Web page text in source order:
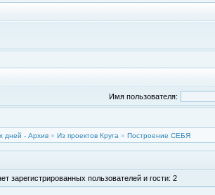
Имя пользователя:
дней - Архив » Из проектов Круга » Построение СЕБЯ
зарегистрированных пользователей и гости: 2